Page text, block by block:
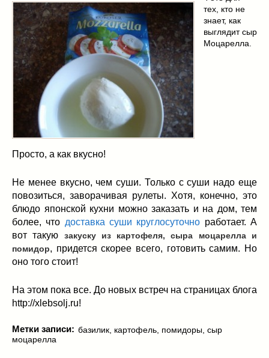
тех, кто не
знает, как
выглядит сыр
Моцарелла.
Просто, а как вкусно!
Не менее вкусно, чем суши. Только с суши надо еще
повозиться, заворачивая рулеты. Хотя, конечно, это
блюдо японской кухни можно заказать и на дом, тем
более, что доставка суши круглосуточно работает. А
вот такую закуску из картофеля, сыра моцарелла и
помидор, придется скорее всего, готовить самим. Но
оно того стоит!
На этом пока все. До новых встреч на страницах блога
http://xlebsolj.ru!
Метки записи: базилик, картофель, помидоры, сыр
моцарелла